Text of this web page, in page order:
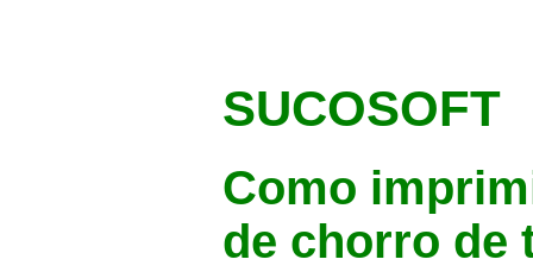
SUCOSOFT
Como
de chorro de